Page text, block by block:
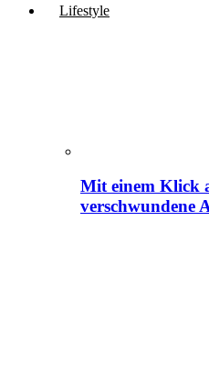
Lifestyle
Mit einem Klick
verschwundene